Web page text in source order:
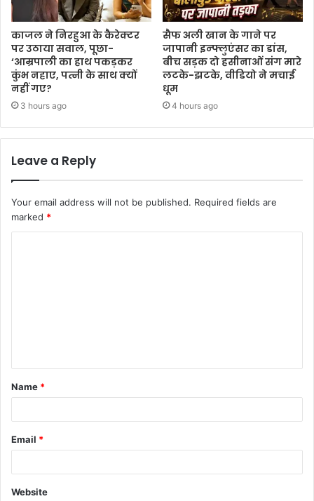
काजल ने निरहुआ के कैरेक्टर
पर उठाया सवाल, पूछा-
‘आम्रपाली का हाथ पकड़कर
कुंभ नहाए, पत्नी के साथ क्यों
नहीं गए?
3 hours ago
सैफ अली खान के गाने पर
जापानी इन्फ्लुएंसर का डांस,
बीच सड़क दो हसीनाओं संग मारे
लटके-झटके, वीडियो ने मचाई
धूम
4 hours ago
Leave a Reply
Your email address will not be published. Required fields are
marked *
Name *
Email *
Website